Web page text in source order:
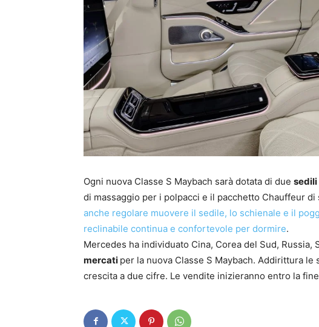
Ogni nuova Classe S Maybach sarà dotata di due sedili
di massaggio per i polpacci e il pacchetto Chauffeur di
anche regolare muovere il sedile, lo schienale e il
reclinabile continua e confortevole per dormire.
Mercedes ha individuato Cina, Corea del Sud, Russia,
mercati per la nuova Classe S Maybach. Addirittura
crescita a due cifre. Le vendite inizieranno entro la fine